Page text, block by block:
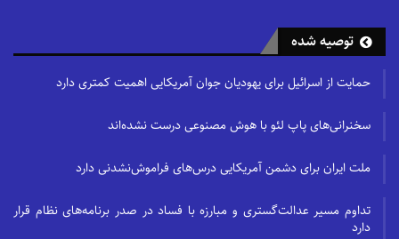
توصیه شده
حمایت از اسرائیل برای یهودیان جوان آمریکایی اهمیت کمتری دارد
سخنرانی‌های پاپ لئو با هوش مصنوعی درست نشده‌اند
ملت ایران برای دشمن آمریکایی درس‌های فراموش‌نشدنی دارد
تداوم مسیر عدالت‌گستری و مبارزه با فساد در صدر برنامه‌های نظام قرار
دارد